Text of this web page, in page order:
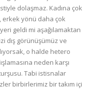
dolaşmaz. Kadına çok
yönü daha çok
geldi mi aşağılamaktan
dış görünüşümüz ve
o halde hetero
neden karşı
Tabi istisnalar
birbirlerimiz bir takım içi